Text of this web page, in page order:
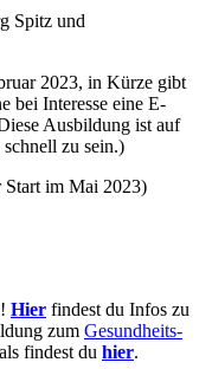
Spitz und
2023, in Kürze gibt
bei Interesse eine E-
Ausbildung ist auf
schnell zu sein.)
Start im Mai 2023)
Hier findest du Infos zu
zum Gesundheits-
findest du hier.